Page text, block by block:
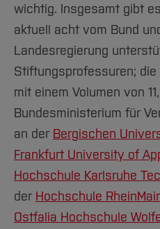
wichtig. Insgesamt gibt
aktuell acht vom Bund
Landesregierung
Stiftungsprofessuren;
mit einem Volumen von
Bundesministerium für
an der Bergischen
Frankfurt University of
Hochschule Karlsruhe
der Hochschule
Ostfalia Hochschule